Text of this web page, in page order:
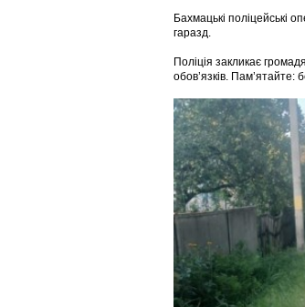
Бахмацькі поліцейські
гаразд.
Поліція закликає
обов’язків. Пам’ятайте: